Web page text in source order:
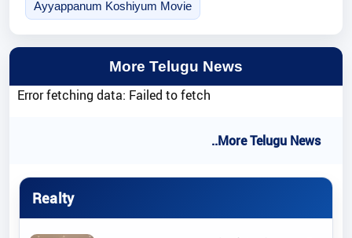
Ayyappanum Koshiyum Movie
More Telugu News
Error fetching data: Failed to fetch
..More Telugu News
Realty